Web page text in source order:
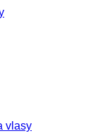
vlasy